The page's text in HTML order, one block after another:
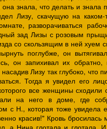
знала, что делать и знала
Лизу, скачущую на
разворачиваться
зад Лизы с розовым
со скользящим в ней хуем
поглубже, он
он запихивал их
Лизу так глубоко, что
Тогда я увидел его
все женщины
на него в доме, где
с Н., которая тоже
красив!" Кровь
а Нина глотала и глотала.